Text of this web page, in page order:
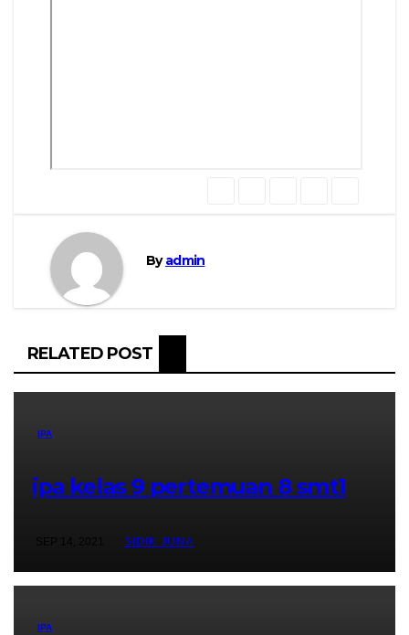
Byadmin
RELATED POST
IPA
ipa kelas 9 pertemuan 8 smt1
SIDIK JUNA
IPA